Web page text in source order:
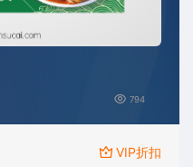
794
VIP折扣